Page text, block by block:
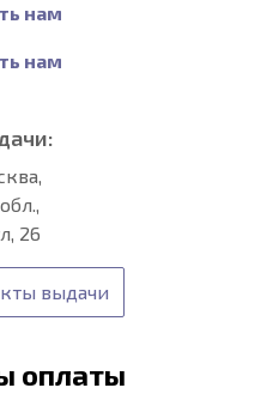
нам
нам
26
выдачи
оплаты